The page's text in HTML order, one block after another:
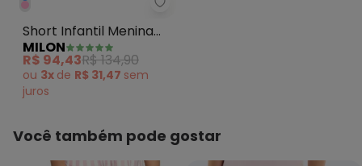
Milon - Short Infantil Menina
Short Infantil Menina
Rosa
MILON
R$ 94,43R$ 134,90
ou 3x de R$ 31,47 sem
juros
Você também pode gostar